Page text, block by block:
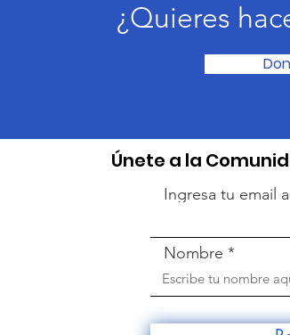
¿Quieres
​Únete a la
Ingresa tu email
Nombre